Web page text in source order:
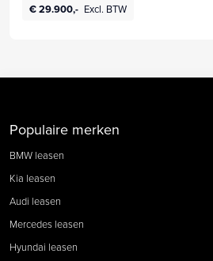
€ 29.900,- Excl. BTW
Populaire merken
BMW leasen
Kia leasen
Audi leasen
Mercedes leasen
Hyundai leasen